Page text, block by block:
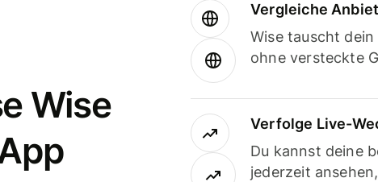
Wise
Vergleiche
Wise tauscht
ohne versteckte
Verfolge Live-
Du kannst deine
jederzeit